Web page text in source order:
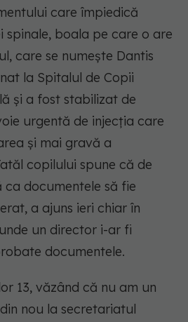
care împiedică
boala pe care o are
care se numește Dantis
la Spitalul de Copii
și a fost stabilizat de
urgentă de injecția care
și mai gravă a
copilului spune că de
documentele să fie
a ajuns ieri chiar în
un director i-ar fi
documentele.
13, văzând că nu am un
nou la secretariatul